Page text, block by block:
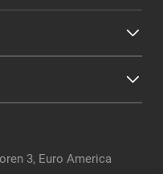
3, Euro America